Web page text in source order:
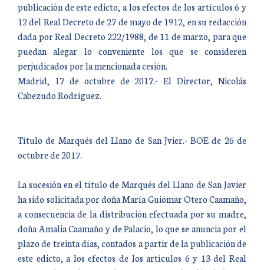
publicación de este edicto, a los efectos de los artículos 6 y
12 del Real Decreto de 27 de mayo de 1912, en su redacción
dada por Real Decreto 222/1988, de 11 de marzo, para que
puedan alegar lo conveniente los que se consideren
perjudicados por la mencionada cesión.
Madrid, 17 de octubre de 2017.- El Director, Nicolás
Cabezudo Rodríguez.
Título de Marqués del Llano de San Jvier.- BOE de 26 de
octubre de 2017.
La sucesión en el título de Marqués del Llano de San Javier
ha sido solicitada por doña María Guiomar Otero Caamaño,
a consecuencia de la distribución efectuada por su madre,
doña Amalia Caamaño y de Palacio, lo que se anuncia por el
plazo de treinta días, contados a partir de la publicación de
este edicto, a los efectos de los artículos 6 y 13 del Real